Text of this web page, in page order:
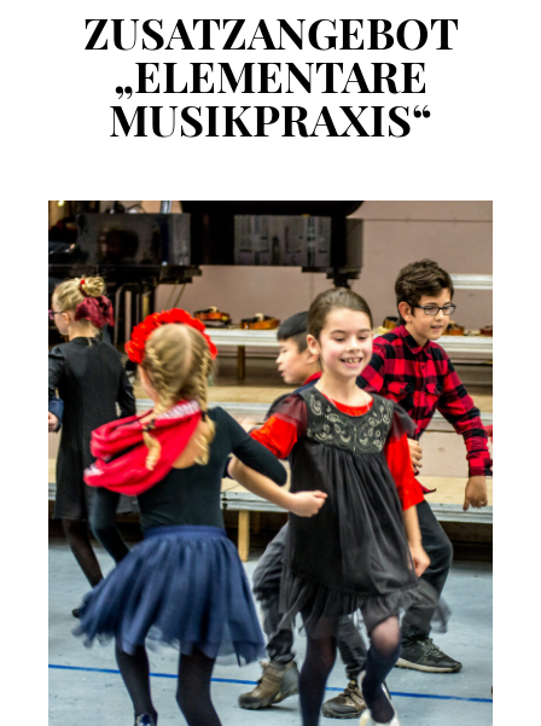
ZUSATZANGEBOT
„ELEMENTARE
MUSIKPRAXIS“